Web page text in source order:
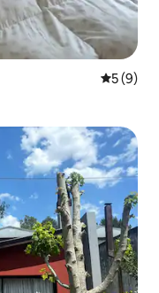
從 9 則評
5 (9)